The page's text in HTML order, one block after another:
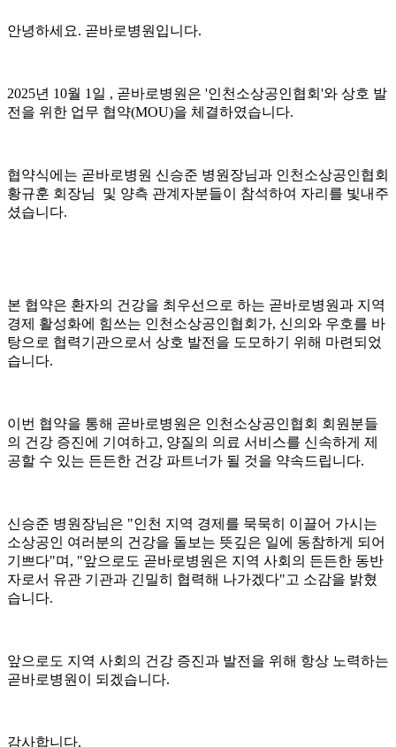
안녕하세요. 곧바로병원입니다.
2025년 10월 1일 , 곧바로병원은 '인천소상공인협회'와 상호 발
전을 위한 업무 협약(MOU)을 체결하였습니다.
협약식에는 곧바로병원 신승준 병원장님과 인천소상공인협회
황규훈 회장님 및 양측 관계자분들이 참석하여 자리를 빛내주
셨습니다.
본 협약은 환자의 건강을 최우선으로 하는 곧바로병원과 지역
경제 활성화에 힘쓰는 인천소상공인협회가, 신의와 우호를 바
탕으로 협력기관으로서 상호 발전을 도모하기 위해 마련되었
습니다.
이번 협약을 통해 곧바로병원은 인천소상공인협회 회원분들
의 건강 증진에 기여하고, 양질의 의료 서비스를 신속하게 제
공할 수 있는 든든한 건강 파트너가 될 것을 약속드립니다.
신승준 병원장님은 "인천 지역 경제를 묵묵히 이끌어 가시는
소상공인 여러분의 건강을 돌보는 뜻깊은 일에 동참하게 되어
기쁘다"며, "앞으로도 곧바로병원은 지역 사회의 든든한 동반
자로서 유관 기관과 긴밀히 협력해 나가겠다"고 소감을 밝혔
습니다.
앞으로도 지역 사회의 건강 증진과 발전을 위해 항상 노력하는
곧바로병원이 되겠습니다.
감사합니다.